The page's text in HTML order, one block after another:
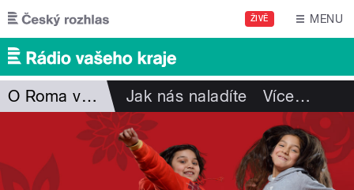
Přejít k hlavnímu obsahu
ŽIVĚ MENU
O Roma vakeren Jak nás naladíte Více…